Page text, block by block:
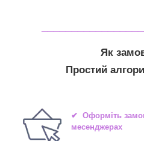
Як
Простий
✔ Оформіть
месенджерах